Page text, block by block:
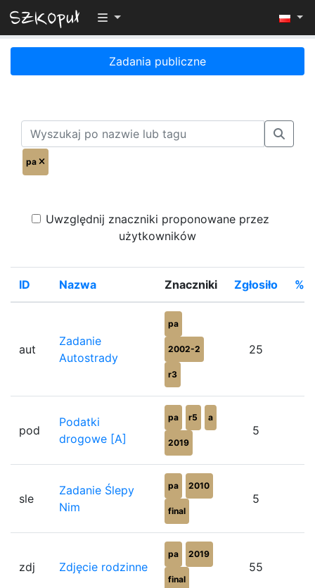
Przełącz widoczność menu
Zadania publiczne
pa
Uwzględnij znaczniki proponowane przez
użytkowników
ID Nazwa Znaczniki Zgłosiło
aut
Zadanie
Autostrady
pa
2002-2
r3
25
pod
Podatki
drogowe [A]
pa r5 a
2019
5
sle
Zadanie Ślepy
Nim
pa 2010
final
5
zdj Zdjęcie rodzinne
pa 2019
final
55